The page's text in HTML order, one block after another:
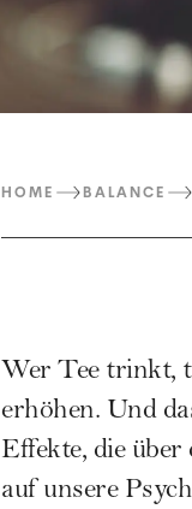
HOME BALANCE
Wer Tee trinkt,
erhöhen. Und
Effekte, die
auf unsere